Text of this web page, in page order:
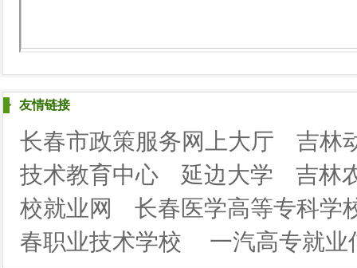
友情链接
长春市政策服务网上大厅
吉林
技术教育中心
延边大学
吉林
校就业网
长春医学高等专科学
春职业技术学校
一汽高专就业